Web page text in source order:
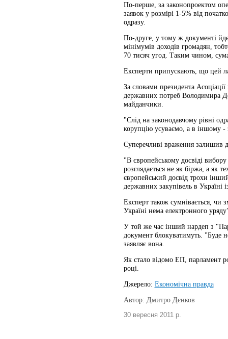
По-перше, за законопроектом
заявок у розмірі 1-5% від
одразу.
По-друге, у тому ж документі
мінімумів доходів громадян,
70 тисяч угод. Таким чином,
Експерти припускають, що цей
За словами президента
державних потреб Володимира
майданчики.
"Слід на законодавчому рівні
корупцію усуваємо, а в іншому -
Суперечливі враження залишив
"В європейському досвіді
розглядається не як біржа, а як
європейський досвід трохи
державних закупівель в
Експерт також сумнівається, чи
Україні нема електронного
У той же час інший нардеп з
документ блокуватимуть. "Буде
заявляє вона.
Як стало відомо ЕП, парламент
році.
Джерело: Економічна правда
Автор: Дмитро Дєнков
30 вересня 2011 р.